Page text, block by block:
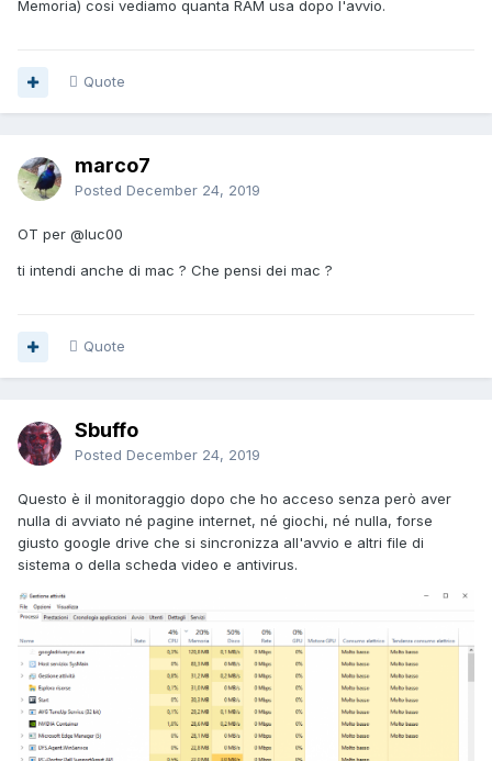
Hard Disk da 2 Tera.
Memoria) cosi vediamo quanta RAM usa dopo l'avvio.
Quote
marco7
Posted December 24, 2019
OT per @luc00
ti intendi anche di mac ? Che pensi dei mac ?
Quote
Sbuffo
Posted December 24, 2019
Questo è il monitoraggio dopo che ho acceso senza però aver
nulla di avviato né pagine internet, né giochi, né nulla, forse
giusto google drive che si sincronizza all'avvio e altri file di
sistema o della scheda video e antivirus.